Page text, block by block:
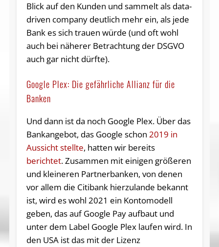
Blick auf den Kunden und sammelt als data-
driven company deutlich mehr ein, als jede
Bank es sich trauen würde (und oft wohl
auch bei näherer Betrachtung der DSGVO
auch gar nicht dürfte).
Google Plex: Die gefährliche Allianz für die
Banken
Und dann ist da noch Google Plex. Über das
Bankangebot, das Google schon 2019 in
Aussicht stellte, hatten wir bereits
berichtet. Zusammen mit einigen größeren
und kleineren Partnerbanken, von denen
vor allem die Citibank hierzulande bekannt
ist, wird es wohl 2021 ein Kontomodell
geben, das auf Google Pay aufbaut und
unter dem Label Google Plex laufen wird. In
den USA ist das mit der Lizenz